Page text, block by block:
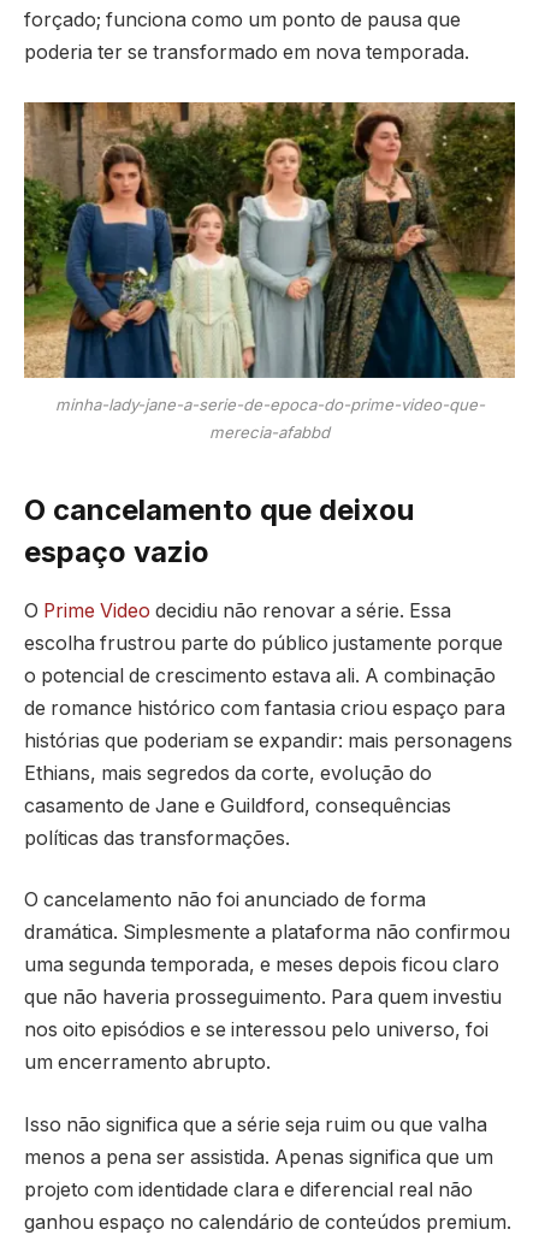
forçado; funciona como um ponto de pausa que
poderia ter se transformado em nova temporada.
minha-lady-jane-a-serie-de-epoca-do-prime-video-que-
merecia-afabbd
O cancelamento que deixou
espaço vazio
O Prime Video decidiu não renovar a série. Essa
escolha frustrou parte do público justamente porque
o potencial de crescimento estava ali. A combinação
de romance histórico com fantasia criou espaço para
histórias que poderiam se expandir: mais personagens
Ethians, mais segredos da corte, evolução do
casamento de Jane e Guildford, consequências
políticas das transformações.
O cancelamento não foi anunciado de forma
dramática. Simplesmente a plataforma não confirmou
uma segunda temporada, e meses depois ficou claro
que não haveria prosseguimento. Para quem investiu
nos oito episódios e se interessou pelo universo, foi
um encerramento abrupto.
Isso não significa que a série seja ruim ou que valha
menos a pena ser assistida. Apenas significa que um
projeto com identidade clara e diferencial real não
ganhou espaço no calendário de conteúdos premium.